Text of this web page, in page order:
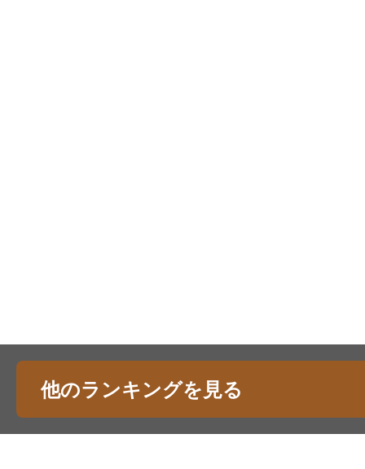
他のランキングを見る